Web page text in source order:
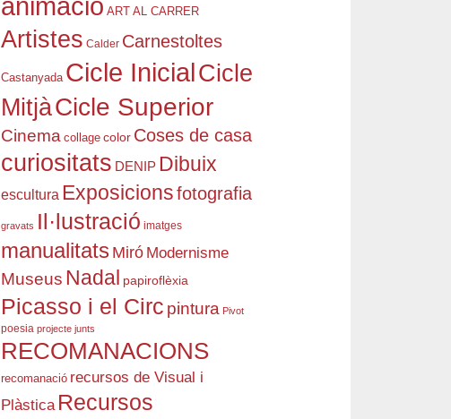
ART AL CARRER
Artistes Calder Carnestoltes
Castanyada Cicle InicialCicle
MitjàCicle Superior
Cinema collage color Coses de casa
curiositats DENIP Dibuix
escultura Exposicionsfotografia
gravats Il·lustració imatges
manualitats Miró Modernisme
Museus Nadal papiroflèxia
Picasso i el Circ pintura Pivot
poesia projecte junts
RECOMANACIONS
recomanació recursos de Visual i
Plàstica Recursos